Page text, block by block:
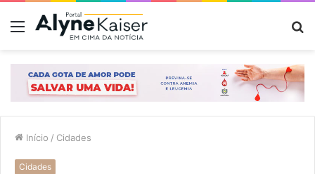
Menu
Início / Cidades
Cidades